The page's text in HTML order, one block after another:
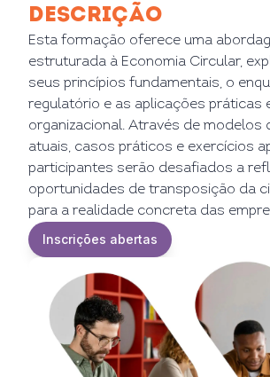
DESCRIÇÃO
Esta formação oferece uma
estruturada à Economia Circular,
seus princípios fundamentais, o
regulatório e as aplicações práticas
organizacional. Através de modelos
atuais, casos práticos e exercícios
participantes serão desafiados a
oportunidades de transposição da
para a realidade concreta das
Inscrições abertas